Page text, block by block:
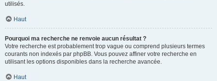
utilisés.
Haut
Pourquoi ma recherche ne renvoie aucun résultat ?
Votre recherche est probablement trop vague ou comprend plusieurs termes
courants non indexés par phpBB. Vous pouvez affiner votre recherche en
utilisant les options disponibles dans la recherche avancée.
Haut